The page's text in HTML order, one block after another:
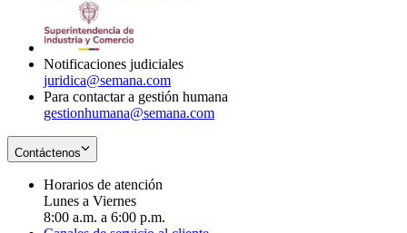
Notificaciones judiciales
juridica@semana.com
Para contactar a gestión humana
gestionhumana@semana.com
Contáctenos
Horarios de atención
Lunes a Viernes
8:00 a.m. a 6:00 p.m.